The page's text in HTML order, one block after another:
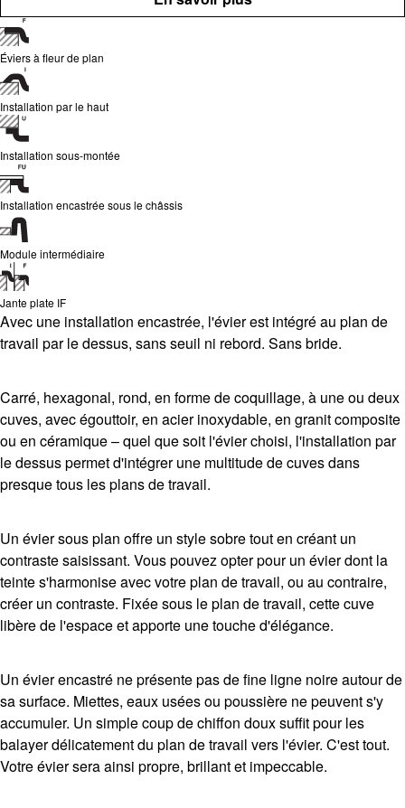
Éviers à fleur de plan
Installation par le haut
Installation sous-montée
Installation encastrée sous le châssis
Module intermédiaire
Jante plate IF
Avec une installation encastrée, l'évier est intégré au plan de
travail par le dessus, sans seuil ni rebord. Sans bride.
Carré, hexagonal, rond, en forme de coquillage, à une ou deux
cuves, avec égouttoir, en acier inoxydable, en granit composite
ou en céramique – quel que soit l'évier choisi, l'installation par
le dessus permet d'intégrer une multitude de cuves dans
presque tous les plans de travail.
Un évier sous plan offre un style sobre tout en créant un
contraste saisissant. Vous pouvez opter pour un évier dont la
teinte s'harmonise avec votre plan de travail, ou au contraire,
créer un contraste. Fixée sous le plan de travail, cette cuve
libère de l'espace et apporte une touche d'élégance.
Un évier encastré ne présente pas de fine ligne noire autour de
sa surface. Miettes, eaux usées ou poussière ne peuvent s'y
accumuler. Un simple coup de chiffon doux suffit pour les
balayer délicatement du plan de travail vers l'évier. C'est tout.
Votre évier sera ainsi propre, brillant et impeccable.